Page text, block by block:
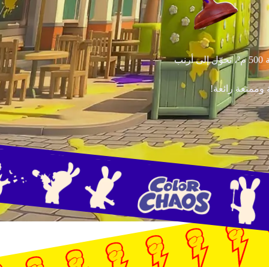
استعد لمعركة طلاء مجنونة تماماً في الواقع الافتراضي. ادخل ساحاتنا البالغة 500 م²، تحوّل إلى أرنب
رائعة!